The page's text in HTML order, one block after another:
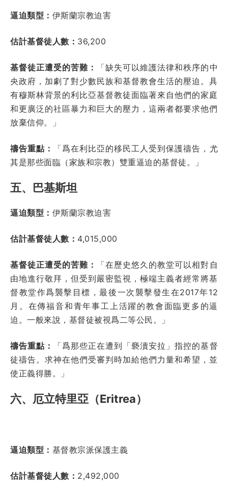
逼迫類型： 伊斯蘭宗教迫害
估計基督徒人數： 36,200
基督徒正遭受的苦難：
「缺失可以維護法律和秩序的中
央政府，加劇了對少數民族和基督教會生活的壓迫。具
有穆斯林背景的利比亞基督教徒面臨著來自他們的家庭
和更廣泛的社區暴力和巨大的壓力，這兩者都要求他們
放棄信仰。」
禱告重點：
「爲在利比亞的移民工人受到保護禱告，尤
其是那些面臨（家族和宗教）雙重逼迫的基督徒。」
五、巴基斯坦
逼迫類型： 伊斯蘭宗教迫害
估計基督徒人數： 4,015,000
基督徒正遭受的苦難：
「在歷史悠久的教堂可以相對自
由地進行敬拜，但受到嚴密監視，極端主義者經常將基
督教堂作爲襲擊目標，最後一次襲擊發生在2017年12
月。在傳福音和青年事工上活躍的教會面臨更多的逼
迫。一般來說，基督徒被視爲二等公民。」
禱告重點：
「爲那些正在遭到「褻瀆安拉」指控的基督
徒禱告。求神在他們受審判時加給他們力量和希望，並
使正義得勝。」
六、厄立特里亞（Eritrea）
逼迫類型： 基督教宗派保護主義
估計基督徒人數： 2,492,000